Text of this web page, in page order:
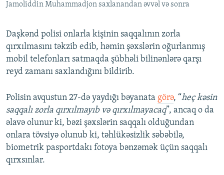
AZADLIQRADIOSU MOBIL TELEFONUNUZDA
XƏBƏR BÜLLETENLƏRIMIZ
RFE/RL-in bütün saytları
Jamoliddin Muhammadjon saxlanandan əvvəl və sonra
Daşkənd polisi onlarla kişinin saqqalının zorla
qırxılmasını təkzib edib, həmin şəxslərin oğurlanmış
mobil telefonları satmaqda şübhəli bilinənlərə qarşı
reyd zamanı saxlandığını bildirib.
Polisin avqustun 27-də yaydığı bəyanata görə, “heç kəsin
saqqalı zorla qırxılmayıb və qırxılmayacaq”, ancaq o da
əlavə olunur ki, bəzi şəxslərin saqqalı olduğundan
onlara tövsiyə olunub ki, təhlükəsizlik səbəbilə,
biometrik pasportdakı fotoya bənzəmək üçün saqqalı
qırxsınlar.